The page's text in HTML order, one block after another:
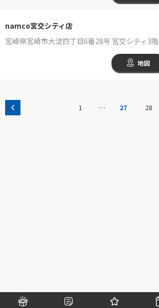
namco宮交シティ店
宮崎県宮崎市大淀四丁目6番28号 宮交シティ3階
地図
1 … 27 28